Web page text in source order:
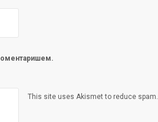
This site uses Akismet to reduce spam.